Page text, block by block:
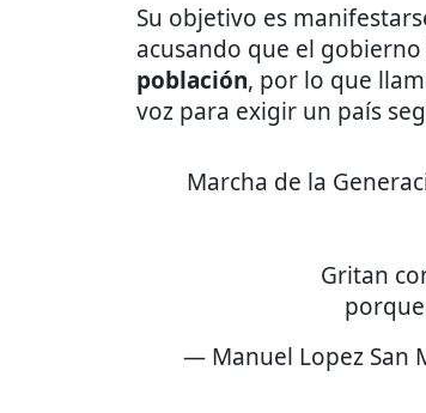
Su objetivo es
acusando que el
población, por lo que
voz para exigir un país
Marcha de la
Gritan
— Manuel Lopez San